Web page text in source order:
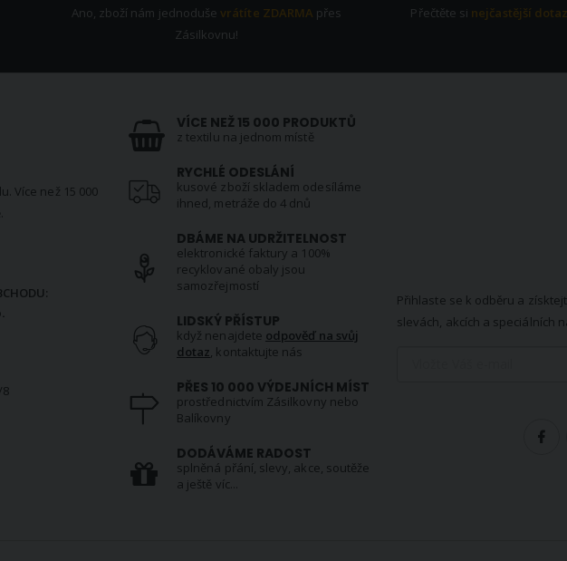
Ano, zboží nám jednoduševrátíte ZDARMA přes
Zásilkovnu!
Přečtěte si nejčastější
Více než 15 000
VÍCE NEŽ 15 000 PRODUKTŮ
z textilu na jednom místě
RYCHLÉ ODESLÁNÍ
kusové zboží skladem odesíláme
ihned, metráže do 4 dnů
DBÁME NA UDRŽITELNOST
elektronické faktury a 100%
recyklované obaly jsou
samozřejmostí
LIDSKÝ PŘÍSTUP
když nenajdete odpověď na svůj
dotaz, kontaktujte nás
PŘES 10 000 VÝDEJNÍCH MÍST
prostřednictvím Zásilkovny nebo
Balíkovny
DODÁVÁME RADOST
splněná přání, slevy, akce, soutěže
a ještě víc...
Přihlaste se k odběru a
slevách, akcích a speciálních